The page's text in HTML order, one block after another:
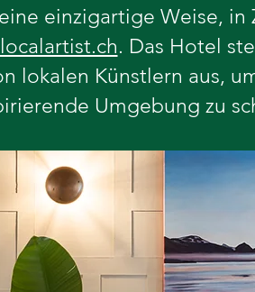
einzigartige Weise,
. Das Hotel
lokalen Künstlern aus,
Umgebung zu